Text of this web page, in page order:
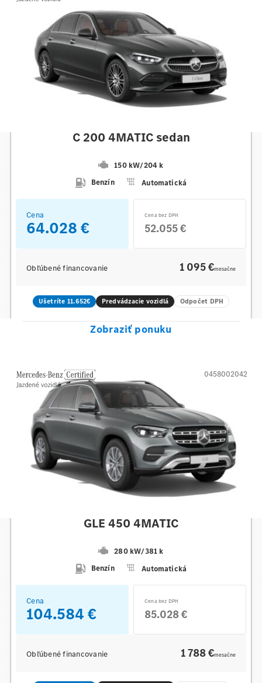
C 200 4MATIC sedan
150 kW/204 k
Benzín
Automatická
Cena
64.028 €
Cena bez DPH
52.055 €
Obľúbené financovanie 1 095 €mesačne
Ušetríte 11.652€ Predvádzacie vozidlá Odpočet DPH
Zobraziť ponuku
GLE 450 4MATIC
280 kW/381 k
Benzín
Automatická
0458002042
Cena
104.584 €
Cena bez DPH
85.028 €
Obľúbené financovanie 1 788 €mesačne